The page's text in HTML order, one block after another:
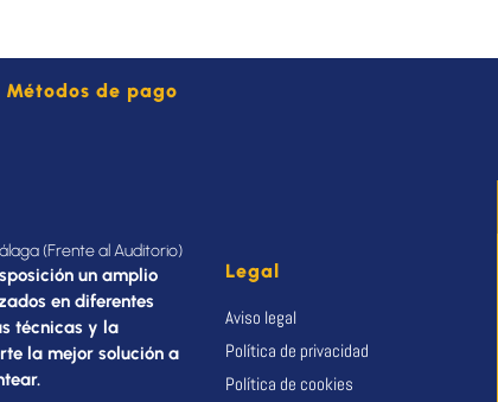
Métodos de pago
(Frente al Auditorio)
un amplio
en diferentes
técnicas y la
la mejor solución a
Legal
Aviso legal
Política de privacidad
Política de cookies